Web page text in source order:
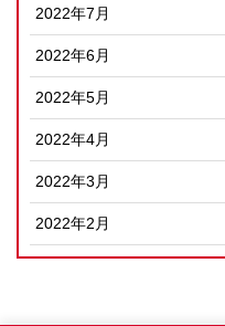
2022年7月
2022年6月
2022年5月
2022年4月
2022年3月
2022年2月